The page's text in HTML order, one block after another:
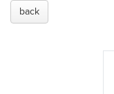
back